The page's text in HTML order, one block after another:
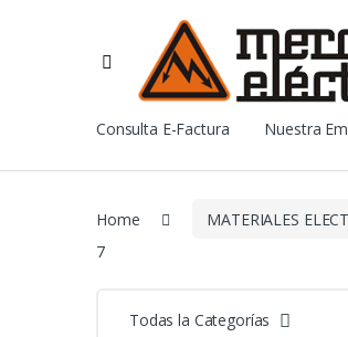
Consulta E-Factura Nuestra
Home MATERIALES
7
Todas la Categorías